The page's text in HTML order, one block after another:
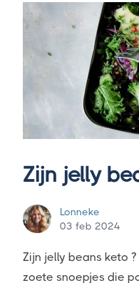
Zijn jelly
Lonneke
03 feb 2024
Zijn jelly beans keto
zoete snoepjes die